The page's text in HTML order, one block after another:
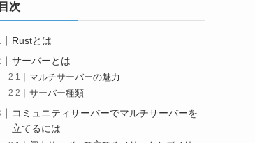
目次
Rustとは
サーバーとは
マルチサーバーの魅力
サーバー種類
コミュニティサーバーでマルチサーバーを
立てるには